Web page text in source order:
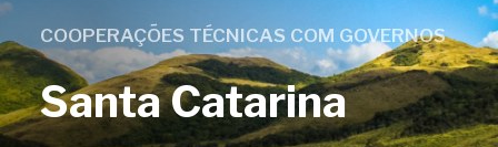
COOPERAÇÕES TÉCNICAS COM GOVERNOS
Santa Catarina